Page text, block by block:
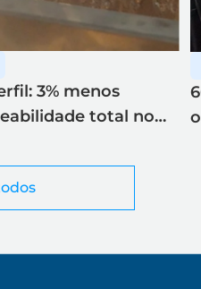
3% menos
total no